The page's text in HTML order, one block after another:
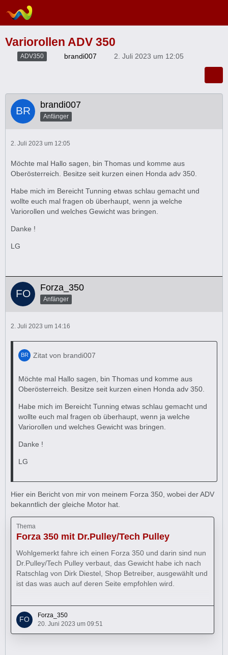
Variorollen ADV 350
ADV350 brandi007 2. Juli 2023 um 12:05
brandi007
Anfänger
2. Juli 2023 um 12:05
Möchte mal Hallo sagen, bin Thomas und komme aus
Oberösterreich. Besitze seit kurzen einen Honda adv 350.
Habe mich im Bereicht Tunning etwas schlau gemacht und
wollte euch mal fragen ob überhaupt, wenn ja welche
Variorollen und welches Gewicht was bringen.
Danke !
LG
Forza_350
Anfänger
2. Juli 2023 um 14:16
Zitat von brandi007
Möchte mal Hallo sagen, bin Thomas und komme aus
Oberösterreich. Besitze seit kurzen einen Honda adv 350.
Habe mich im Bereicht Tunning etwas schlau gemacht und
wollte euch mal fragen ob überhaupt, wenn ja welche
Variorollen und welches Gewicht was bringen.
Danke !
LG
Hier ein Bericht von mir von meinem Forza 350, wobei der ADV
bekanntlich der gleiche Motor hat.
Thema
Forza 350 mit Dr.Pulley/Tech Pulley
Wohlgemerkt fahre ich einen Forza 350 und darin sind nun
Dr.Pulley/Tech Pulley verbaut, das Gewicht habe ich nach
Ratschlag von Dirk Diestel, Shop Betreiber, ausgewählt und
ist das was auch auf deren Seite empfohlen wird.
Die Gleitstücke wollte ich ebenfalls verbauen, nur passten
diese vom Pulley Shop gelieferten nicht, also wieder die
orginale verbaut da diese noch neuwertig zu sein
schienen.Nicht die SP12 sondern SP13 verwenden.
Forza_350
20. Juni 2023 um 09:51